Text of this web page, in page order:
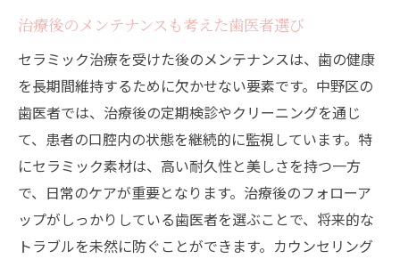
治療後のメンテナンスも考えた歯医者選び
セラミック治療を受けた後のメンテナンスは、歯の健康
を長期間維持するために欠かせない要素です。中野区の
歯医者では、治療後の定期検診やクリーニングを通じ
て、患者の口腔内の状態を継続的に監視しています。特
にセラミック素材は、高い耐久性と美しさを持つ一方
で、日常のケアが重要となります。治療後のフォローア
ップがしっかりしている歯医者を選ぶことで、将来的な
トラブルを未然に防ぐことができます。カウンセリング